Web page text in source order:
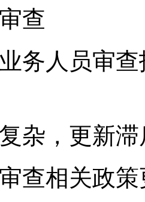
查
务人员审查
杂，更新
查相关政